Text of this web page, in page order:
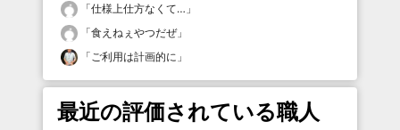
「仕様上仕方なくて… 」
「食えねぇやつだぜ」
「 ご利用は計画的に 」
最近の評価されている職人